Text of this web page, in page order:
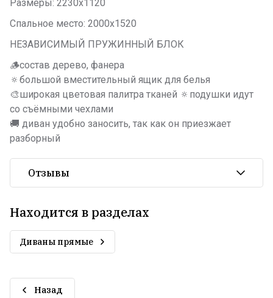
Размеры: 2230х1120
Спальное место: 2000х1520
НЕЗАВИСИМЫЙ ПРУЖИННЫЙ БЛОК
🪵состав дерево, фанера
🔅большой вместительный ящик для белья
🎨широкая цветовая палитра тканей 🔅подушки идут
со съёмными чехлами
🚚 диван удобно заносить, так как он приезжает
разборный
Отзывы
Находится в разделах
Диваны прямые
Назад